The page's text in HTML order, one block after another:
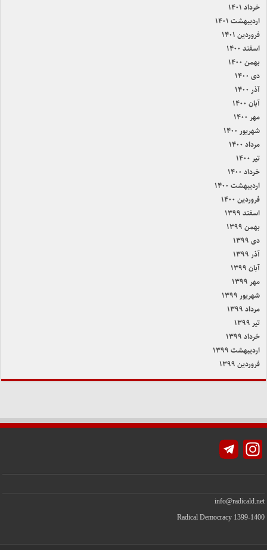
خرداد ۱۴۰۱
اردیبهشت ۱۴۰۱
فروردین ۱۴۰۱
اسفند ۱۴۰۰
بهمن ۱۴۰۰
دی ۱۴۰۰
آذر ۱۴۰۰
آبان ۱۴۰۰
مهر ۱۴۰۰
شهریور ۱۴۰۰
مرداد ۱۴۰۰
تیر ۱۴۰۰
خرداد ۱۴۰۰
اردیبهشت ۱۴۰۰
فروردین ۱۴۰۰
اسفند ۱۳۹۹
بهمن ۱۳۹۹
دی ۱۳۹۹
آذر ۱۳۹۹
آبان ۱۳۹۹
مهر ۱۳۹۹
شهریور ۱۳۹۹
مرداد ۱۳۹۹
تیر ۱۳۹۹
خرداد ۱۳۹۹
اردیبهشت ۱۳۹۹
فروردین ۱۳۹۹
Instagram
info@radicald.net
Radical Democracy 1399-1400